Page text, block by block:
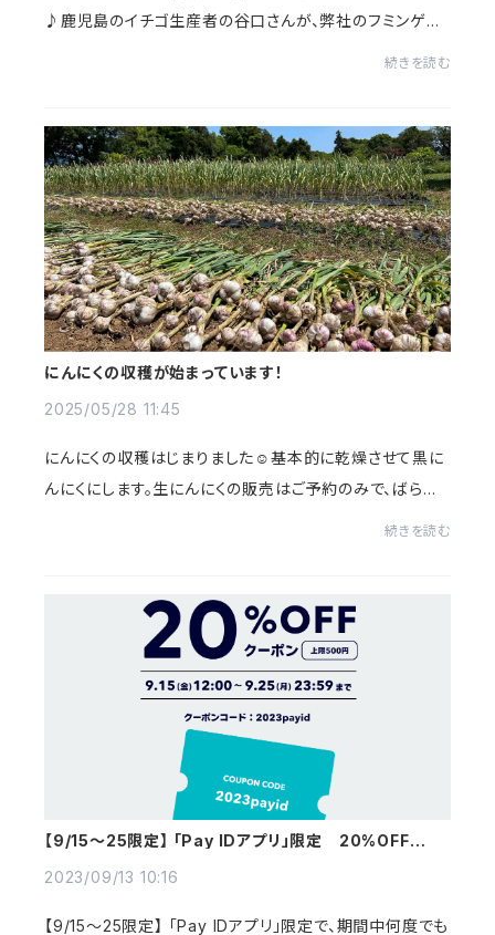
♪鹿児島のイチゴ生産者の谷口さんが、弊社のフミンゲン
続きを読む
にんにくの収穫が始まっています！
2025/05/28 11:45
にんにくの収穫はじまりました☺️基本的に乾燥させて黒に
んにくにします。生にんにくの販売はご予約のみで、ばらす
続きを読む
【9/15〜25限定】 「Pay IDアプリ」限定 20%OFFクー
2023/09/13 10:16
【9/15〜25限定】 「Pay IDアプリ」限定で、期間中何度でも